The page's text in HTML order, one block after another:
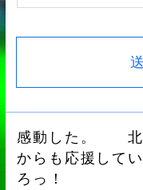
感動した。 北
からも応援して
ろっ！